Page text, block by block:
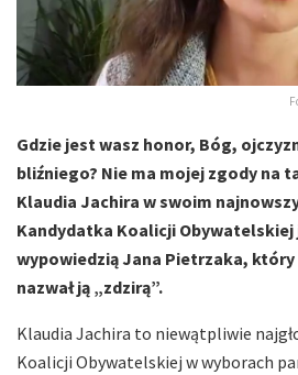
Gdzie jest wasz honor, Bóg,
bliźniego? Nie ma mojej zgody na
Klaudia Jachira w swoim
Kandydatka Koalicji
wypowiedzią Jana Pietrzaka,
nazwał ją „zdzirą”.
Klaudia Jachira to niewątpliwie
Koalicji Obywatelskiej w wyborach